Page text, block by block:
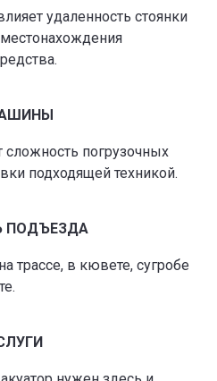
удаленность стоянки
сложность погрузочных
подходящей техникой.
ПОДЪЕЗДА
трассе, в кювете, сугробе